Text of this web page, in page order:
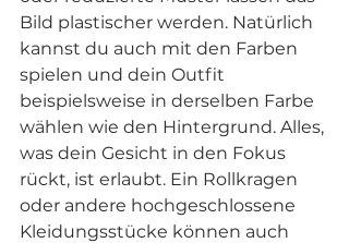
Bild plastischer werden. Natürlich
kannst du auch mit den Farben
spielen und dein Outfit
beispielsweise in derselben Farbe
wählen wie den Hintergrund. Alles,
was dein Gesicht in den Fokus
rückt, ist erlaubt. Ein Rollkragen
oder andere hochgeschlossene
Kleidungsstücke können auch